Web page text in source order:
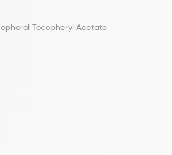
Tocopheryl Acetate